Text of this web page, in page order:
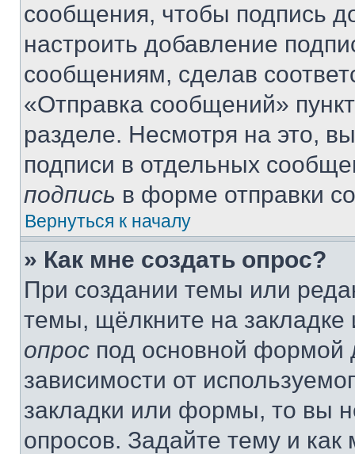
сообщения, чтобы подпись
настроить добавление
сообщениям, сделав
«Отправка сообщений»
разделе. Несмотря на это,
подписи в отдельных
подпись в форме отправки
Вернуться к началу
» Как мне создать опрос?
При создании темы или
темы, щёлкните на
опрос под основной формой
зависимости от
закладки или формы, то вы
опросов. Задайте тему и